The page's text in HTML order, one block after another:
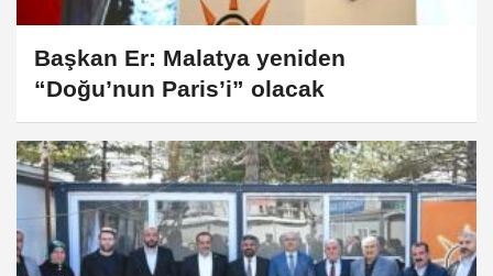
Başkan Er: Malatya yeniden
“Doğu’nun Paris’i” olacak